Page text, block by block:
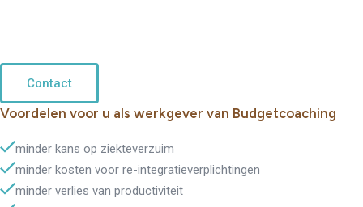
Contact
Voordelen voor u als werkgever van Budgetcoaching
minder kans op ziekteverzuim
minder kosten voor re-integratieverplichtingen
minder verlies van productiviteit